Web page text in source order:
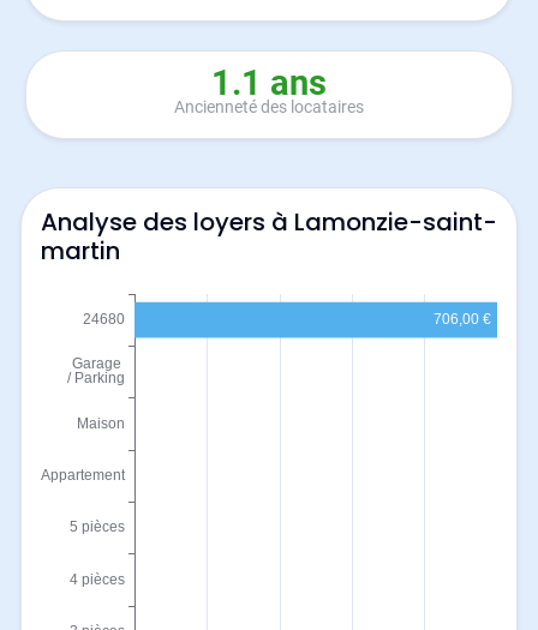
1.1 ans
Ancienneté des locataires
Analyse des loyers à Lamonzie-saint-
martin